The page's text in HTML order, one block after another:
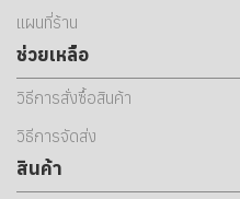
แผนที่ร้าน
ช่วยเหลือ
วิธีการสั่งซื้อสินค้า
วิธีการจัดส่ง
สินค้า